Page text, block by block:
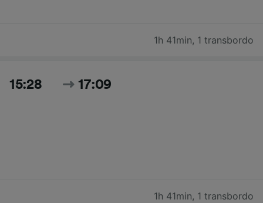
1h 41min, 1 transbordo
15:28 17:09
1h 41min, 1 transbordo